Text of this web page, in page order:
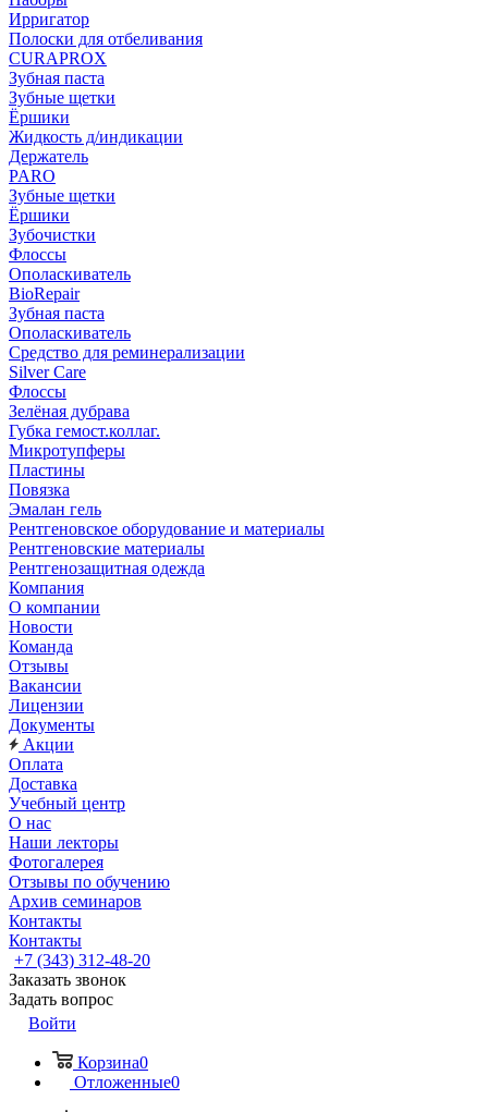
Ирригатор
Полоски для отбеливания
CURAPROX
Зубная паста
Зубные щетки
Ёршики
Жидкость д/индикации
Держатель
PARO
Зубные щетки
Ёршики
Зубочистки
Флоссы
Ополаскиватель
BioRepair
Зубная паста
Ополаскиватель
Средство для реминерализации
Silver Care
Флоссы
Зелёная дубрава
Губка гемост.коллаг.
Микротупферы
Пластины
Повязка
Эмалан гель
Рентгеновское оборудование и материалы
Рентгеновские материалы
Рентгенозащитная одежда
Компания
О компании
Новости
Команда
Отзывы
Вакансии
Лицензии
Документы
Акции
Оплата
Доставка
Учебный центр
О нас
Наши лекторы
Фотогалерея
Отзывы по обучению
Архив семинаров
Контакты
Контакты
+7 (343) 312-48-20
Заказать звонок
Задать вопрос
Войти
Корзина0
Отложенные0